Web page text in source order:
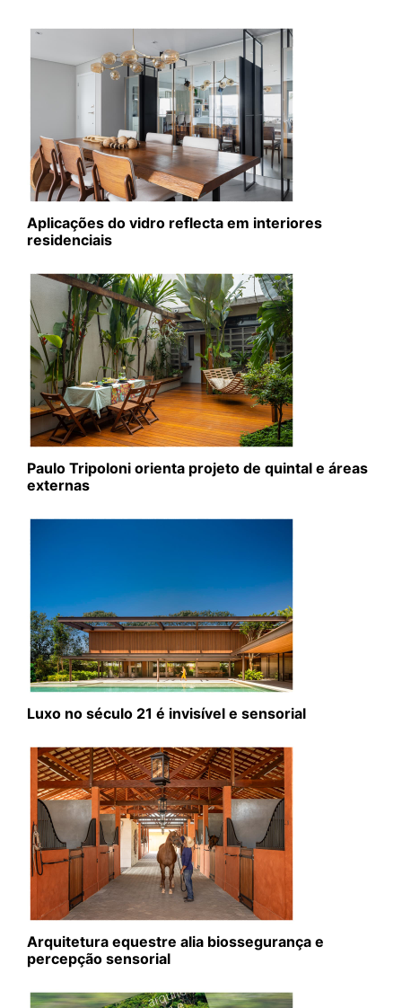
Aplicações do vidro reflecta em interiores
residenciais
Paulo Tripoloni orienta projeto de quintal e áreas
externas
Luxo no século 21 é invisível e sensorial
Arquitetura equestre alia biossegurança e
percepção sensorial